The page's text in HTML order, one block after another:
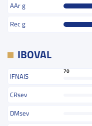
AAr g
Rec g
IBOVAL
IFNAIS
70
CRsev
DMsev